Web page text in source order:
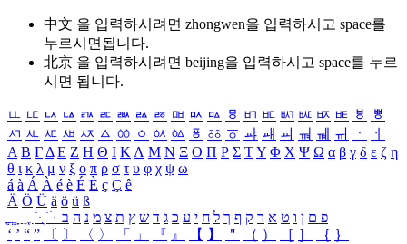
中文 을 입력하시려면 zhongwen을 입력하시고 space를
누르시면됩니다.
北京 을 입력하시려면 beijing을 입력하시고 space를 누르
시면 됩니다.
ㅥ ㅦ ㅧ ㅨ ㅩ ㅪ ㅫ ㅬ ㅭ ㅮ ㅯ ㅰ ㅱ ㅲ ㅳ ㅴ ㅵ ㅶ ㅷ ㅸ
ㅹ
ㅺ ㅻ ㅼ ㅽ ㅾ ㅿ ㆀ ㆁ ㆂ ㆃ ㆄ ㆅ ㆆ ㆇ ㆈ ㆉ ㆊ ㆋ ㆌ ㆍ
ㆎ
Α Β ΓΔ Ε Ζ Η Θ Ι ΚΛ Μ Ν Ξ Ο Π Ρ Σ ΤΥ Φ Χ Ψ Ω α β γ δ ε ζ η
θ ι κ λ μ ν ξ ο π ρ σ τ υ φ χ ψ ω
á à Á À é è É È ç Ç ê
Ä Ö Ü ä ö ü ß
ִֶֹ ֻּ ׁׂ פ ם ן ו ט א ר ק ף ך ל ח י ע כ ג ד ש ץ ת צ מ נ ה ב
‘ ’ “ ” 〔 〕 〈 〉 「 」 『 』 【 】 ＂ （ ） ［ ］ ｛ ｝